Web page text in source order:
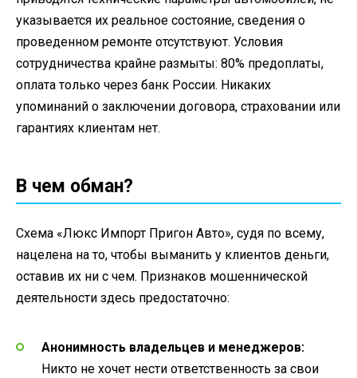
указывается их реальное состояние, сведения о
проведенном ремонте отсутствуют. Условия
сотрудничества крайне размыты: 80% предоплаты,
оплата только через банк России. Никаких
упоминаний о заключении договора, страховании или
гарантиях клиентам нет.
В чем обман?
Схема «Люкс Импорт Пригон Авто», судя по всему,
нацелена на то, чтобы выманить у клиентов деньги,
оставив их ни с чем. Признаков мошеннической
деятельности здесь предостаточно:
Анонимность владельцев и менеджеров:
Никто не хочет нести ответственность за свои